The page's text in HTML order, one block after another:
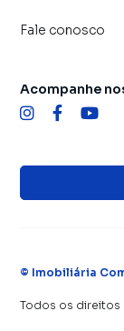
Fale conosco
Acompanhe
© Imobiliária
Todos os direitos